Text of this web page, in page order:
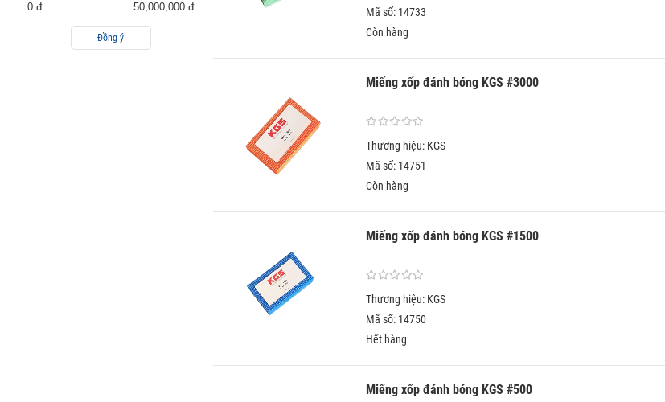
0 đ 50,000,000 đ
Đồng ý
Mã số: 14733
Còn hàng
Miếng xốp đánh bóng KGS #3000
Thương hiệu: KGS
Mã số: 14751
Còn hàng
Miếng xốp đánh bóng KGS #1500
Thương hiệu: KGS
Mã số: 14750
Hết hàng
Miếng xốp đánh bóng KGS #500